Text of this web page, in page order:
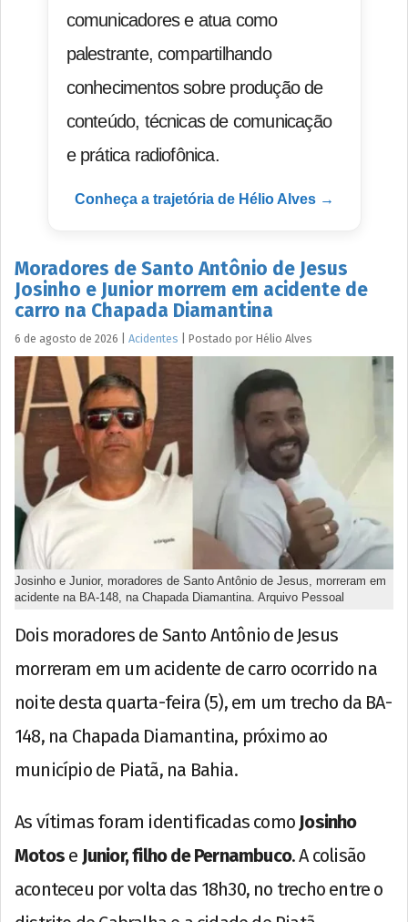
comunicadores e atua como
palestrante, compartilhando
conhecimentos sobre produção de
conteúdo, técnicas de comunicação
e prática radiofônica.
Conheça a trajetória de Hélio Alves →
Moradores de Santo Antônio de Jesus
Josinho e Junior morrem em acidente de
carro na Chapada Diamantina
6 de agosto de 2026 Acidentes Postado por Hélio Alves
Josinho e Junior, moradores de Santo Antônio de Jesus, morreram em
acidente na BA-148, na Chapada Diamantina. Arquivo Pessoal
Dois moradores de Santo Antônio de Jesus
morreram em um acidente de carro ocorrido na
noite desta quarta-feira (5), em um trecho da BA-
148, na Chapada Diamantina, próximo ao
município de Piatã, na Bahia.
As vítimas foram identificadas como Josinho
Motos e Junior, filho de Pernambuco. A colisão
aconteceu por volta das 18h30, no trecho entre o